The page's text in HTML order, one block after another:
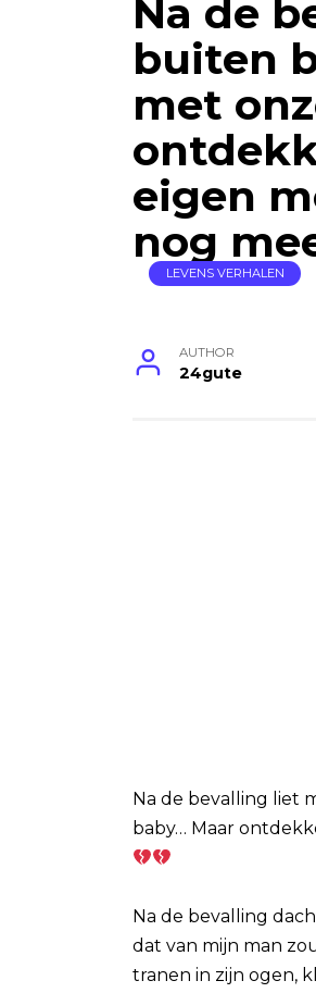
Na de
buiten
met
eigen
nog
LEVENS VERHALEN
AUTHOR
24gute
Na de bevalling liet
baby… Maar
Na de bevalling
dat van mijn man
tranen in zijn ogen,